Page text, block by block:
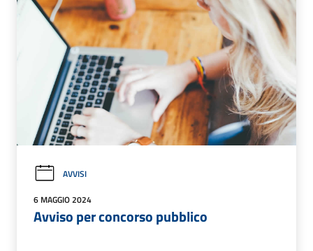
AVVISI
6 MAGGIO 2024
Avviso per concorso pubblico